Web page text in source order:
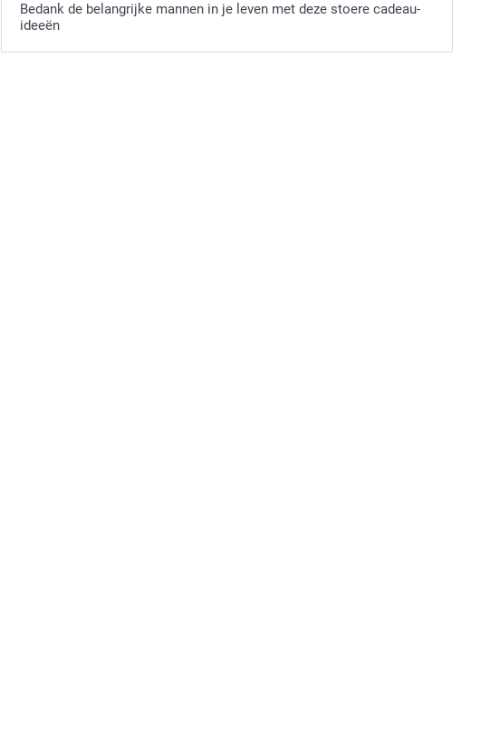
Bedank de belangrijke mannen in je leven met deze stoere cadeau-
ideeën